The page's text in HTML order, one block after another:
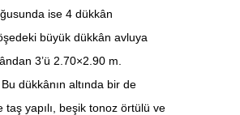
ise 4 dükkân
büyük dükkân avluya
3’ü 2.70×2.90 m.
dükkânın altında bir de
yapılı, beşik tonoz örtülü ve